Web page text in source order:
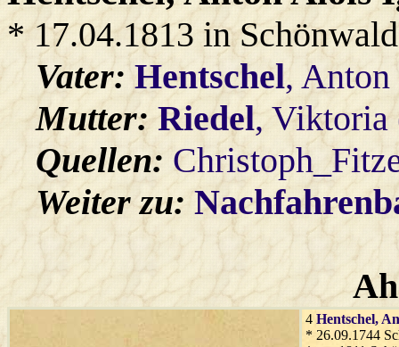
* 17.04.1813 in
Vater:Hentschel,
Mutter:Riedel, Viktoria
Quellen:
Weiter zu:
4 Hentschel,
* 26.09.1744